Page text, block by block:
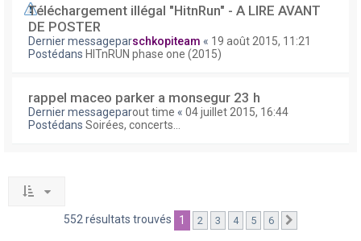
Téléchargement illégal "HitnRun" - A LIRE AVANT
DE POSTER
Dernier messageparschkopiteam « 19 août 2015, 11:21
Postédans HITnRUN phase one (2015)
rappel maceo parker a monsegur 23 h
Dernier messageparout time « 04 juillet 2015, 16:44
Postédans Soirées, concerts...
552 résultats trouvés 1 2 3 4 5 6